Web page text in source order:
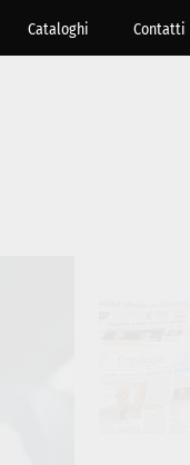
Cataloghi Contatti